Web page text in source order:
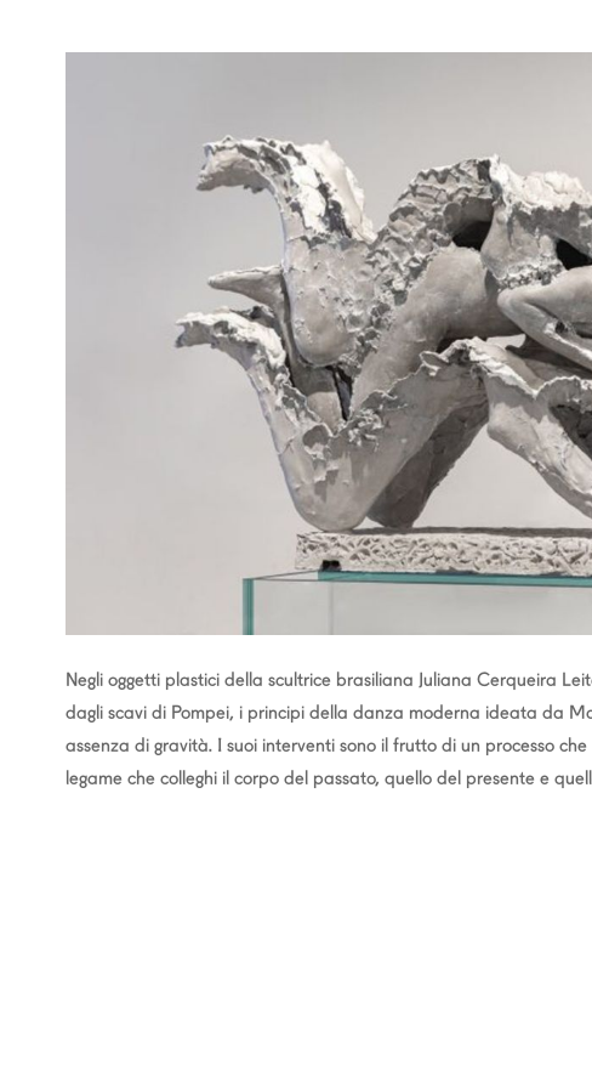
Negli oggetti plastici della scultrice brasiliana Juliana Cerqueira
dagli scavi di Pompei, i principi della danza moderna ideata da
assenza di gravità. I suoi interventi sono il frutto di un processo
legame che colleghi il corpo del passato, quello del presente e